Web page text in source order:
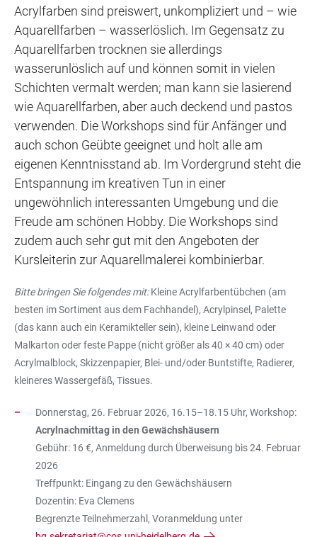
Acrylfarben sind preiswert, unkompliziert und – wie
Aquarellfarben – wasserlöslich. Im Gegensatz zu
Aquarellfarben trocknen sie allerdings
wasserunlöslich auf und können somit in vielen
Schichten vermalt werden; man kann sie lasierend
wie Aquarellfarben, aber auch deckend und pastos
verwenden. Die Workshops sind für Anfänger und
auch schon Geübte geeignet und holt alle am
eigenen Kenntnisstand ab. Im Vordergrund steht die
Entspannung im kreativen Tun in einer
ungewöhnlich interessanten Umgebung und die
Freude am schönen Hobby. Die Workshops sind
zudem auch sehr gut mit den Angeboten der
Kursleiterin zur Aquarellmalerei kombinierbar.
Bitte bringen Sie folgendes mit:Kleine Acrylfarbentübchen (am
besten im Sortiment aus dem Fachhandel), Acrylpinsel, Palette
(das kann auch ein Keramikteller sein), kleine Leinwand oder
Malkarton oder feste Pappe (nicht größer als 40 × 40 cm) oder
Acrylmalblock, Skizzenpapier, Blei- und/oder Buntstifte, Radierer,
kleineres Wassergefäß, Tissues.
Donnerstag, 26. Februar 2026, 16.15–18.15 Uhr, Workshop:
Acrylnachmittag in den Gewächshäusern
Gebühr: 16 €, Anmeldung durch Überweisung bis 24. Februar
2026
Treffpunkt: Eingang zu den Gewächshäusern
Dozentin: Eva Clemens
Begrenzte Teilnehmerzahl, Voranmeldung unter